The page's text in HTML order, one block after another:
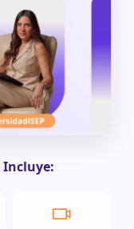
Incluye: